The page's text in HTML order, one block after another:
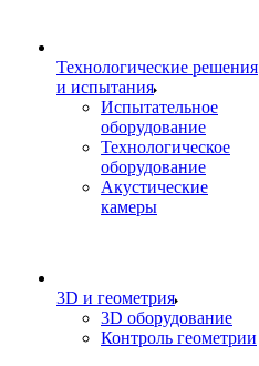
Технологические решения
и испытания
Испытательное
оборудование
Технологическое
оборудование
Акустические
камеры
3D и геометрия
3D оборудование
Контроль геометрии